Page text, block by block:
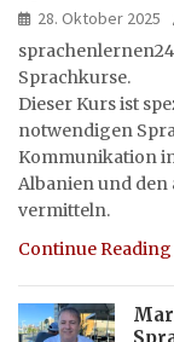
28. Oktober 2025
Sprachkurse.
Dieser Kurs ist
notwendigen
Kommunikation
Albanien und
vermitteln.
Continue Reading